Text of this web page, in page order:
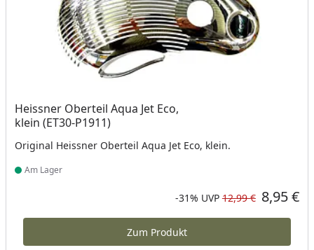
Heissner Oberteil Aqua Jet Eco,
klein (ET30-P1911)
Original Heissner Oberteil Aqua Jet Eco, klein.
Produkt am Lager
Am Lager
Rabatt in Prozent
-31%
Ursprünglicher Preis
UVP 12,99 €
Aktueller Preis 8,95 €
Zum Produkt